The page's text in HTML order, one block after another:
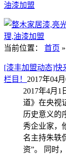
油漆加盟
当前位置： 首页 »
[漆丰加盟动态]快
栏目！ 2017年04
2017年4月
道》在央视
历史意义的
秀企业家，
名主持朱轶
资”。 同时